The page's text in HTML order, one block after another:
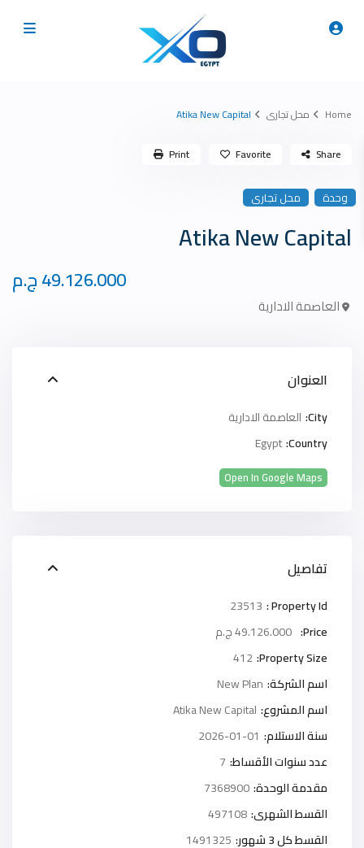
Home محل تجارى Atika New Capital
وحدة محل تجارى
Atika New Capital
العاصمة الادارية
Share
Favorite
Print
العنوان
City: العاصمة الادارية
Country:
Egypt
Open In Google Maps
تفاصيل
Property Id :
23513
Price: 49.126.000 ج.م
Property Size:
412
اسم الشركة: New Plan
اسم المشروع: Atika New Capital
سنة الاستلام: 2026-01-01
عدد سنوات الأقساط: 7
مقدمة الوحدة:7368900
القسط الشهرى:497108
القسط كل 3 شهور:
1491325